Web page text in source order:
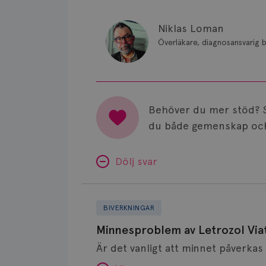
Niklas Loman
Överläkare, diagnosansvarig
Behöver du mer
du både gemenskap
Dölj svar
BIVERKNINGAR
Minnesproblem av Letrozol
Letrozol
Viatris?